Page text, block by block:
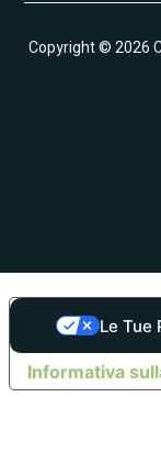
Copyright © 2026
Informativa
Le Tue